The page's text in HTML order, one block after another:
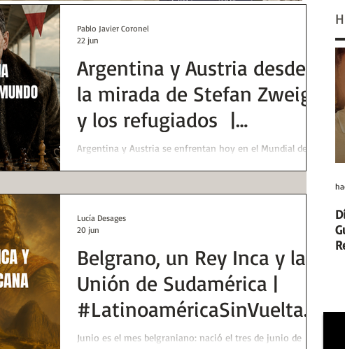
Argentina y Austria desde
la mirada de Stefan Zweig
y los refugiados |
#HuellasMundial | Huellas
de la Historia
Argentina y Austria se enfrentan hoy en el Mundial de
nazismo
Pablo Javier Coronel
22 jun
Belgrano, un Rey Inca y la
Unión de Sudamérica |
#LatinoaméricaSinVueltas
| Huellas de la Historia
Junio es el mes belgraniano: nació el tres de junio de
Lucía Desages
20 jun